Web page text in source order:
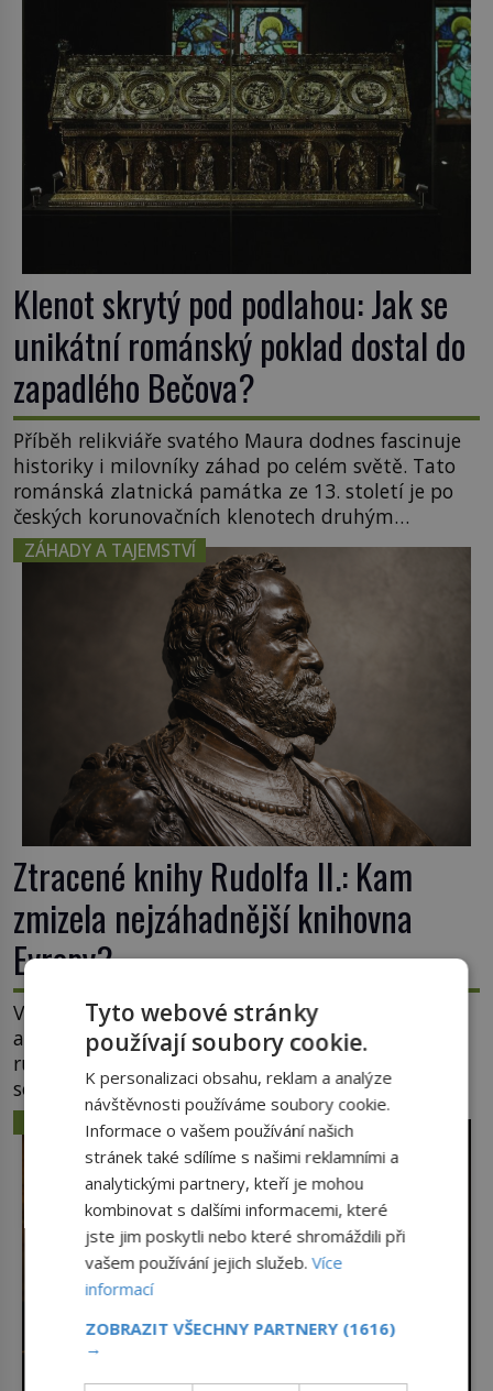
Klenot skrytý pod podlahou: Jak se
unikátní románský poklad dostal do
zapadlého Bečova?
Příběh relikviáře svatého Maura dodnes fascinuje
historiky i milovníky záhad po celém světě. Tato
románská zlatnická památka ze 13. století je po
českých korunovačních klenotech druhým
nejcennějším movitým majetkem v České
republice. Přestože byl klenot v roce 1985 po
dramatickém pátrání kriminalistů úspěšně
nalezen, jeho minulost stále obestírá hustá mlha.
Otázky, jak přesně se tato […]
ZÁHADY A TAJEMSTVÍ
Ztracené knihy Rudolfa II.: Kam
zmizela nejzáhadnější knihovna
Evropy?
V komnatách Pražského hradu se třpytí křišťály,
astronomické přístroje i podivné alchymistické
rukopisy. Císař Rudolf II. shromažďuje vše, co
souvisí s tajemstvím přírody, hvězd i lidského
poznání. Jenže po jeho smrti se jeho slavné sbírky
začínají rozpadat a část z nich mizí navždy. Kdo
odnesl nejvzácnější knihy? A existují ještě někde
zapomenuté rukopisy, které nikdo […]
ZÁHADY A TAJEMSTVÍ
Tyto webové stránky
používají soubory cookie.
K personalizaci obsahu, reklam a analýze
návštěvnosti používáme soubory cookie.
Informace o vašem používání našich
stránek také sdílíme s našimi reklamními a
analytickými partnery, kteří je mohou
kombinovat s dalšími informacemi, které
jste jim poskytli nebo které shromáždili při
vašem používání jejich služeb.Více
informací
ZOBRAZIT VŠECHNY PARTNERY (1616)
→